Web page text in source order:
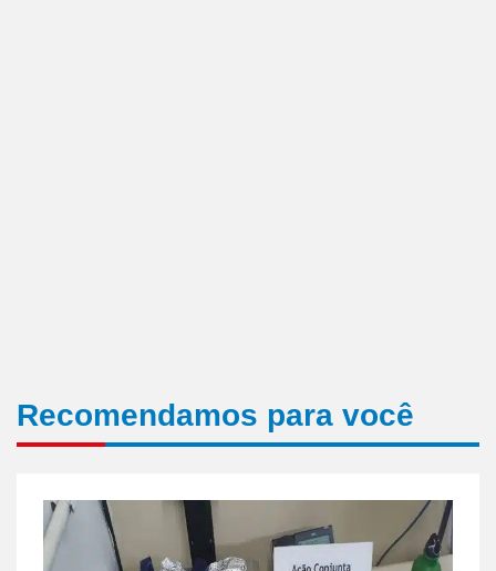
Recomendamos para você